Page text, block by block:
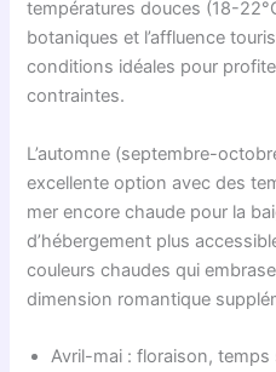
températures douces (18-
botaniques et l’affluence
conditions idéales pour
contraintes.
L’automne (septembre-
excellente option avec des
mer encore chaude pour la
d’hébergement plus
couleurs chaudes qui
dimension romantique
Avril-mai : floraison, temps